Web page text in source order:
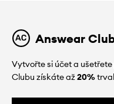
Answear
Vytvořte si účet a
Clubu získáte až20%